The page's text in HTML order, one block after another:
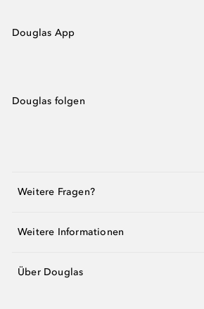
Douglas App
Douglas folgen
Weitere Fragen?
Weitere Informationen
Über Douglas